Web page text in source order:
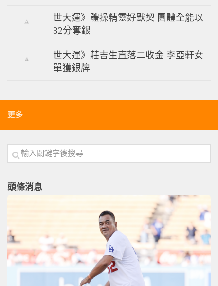
世大運》體操精靈好默契 團體全能以
32分奪銀
世大運》莊吉生直落二收金 李亞軒女
單獲銀牌
更多
頭條消息